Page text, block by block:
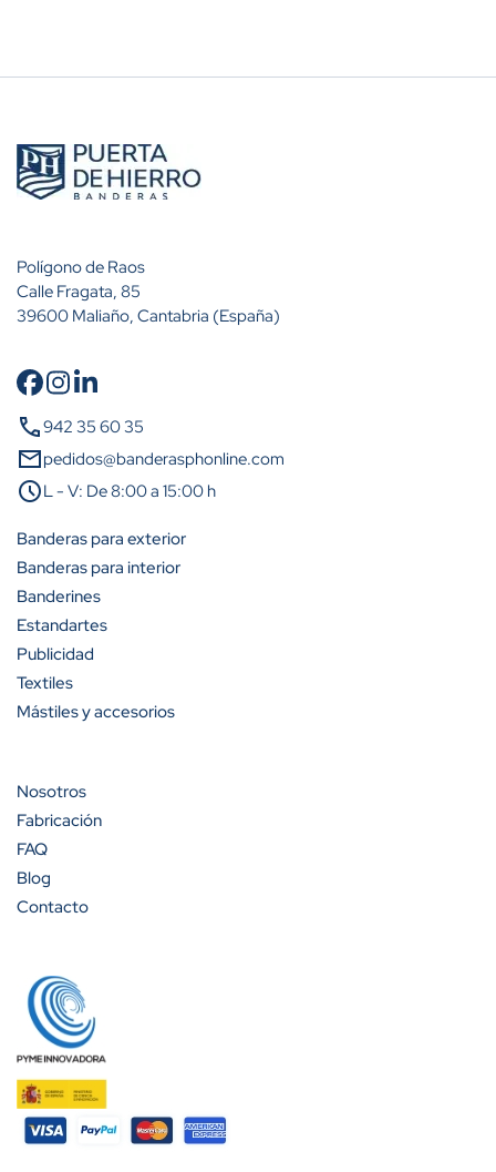
Polígono de Raos
Calle Fragata, 85
39600 Maliaño, Cantabria (España)
call942 35 60 35
mailpedidos@banderasphonline.com
scheduleL - V: De 8:00 a 15:00 h
Banderas para exterior
Banderas para interior
Banderines
Estandartes
Publicidad
Textiles
Mástiles y accesorios
Nosotros
Fabricación
FAQ
Blog
Contacto